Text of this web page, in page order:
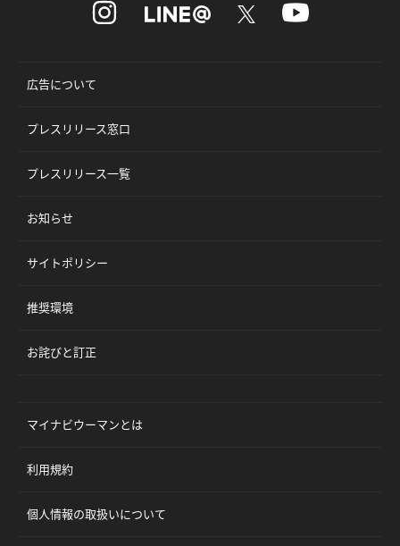
広告について
プレスリリース窓口
プレスリリース一覧
お知らせ
サイトポリシー
推奨環境
お詫びと訂正
マイナビウーマンとは
利用規約
個人情報の取扱いについて